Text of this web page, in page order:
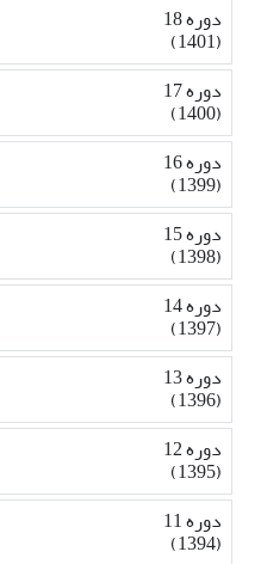
دوره 18
(1401)
دوره 17
(1400)
دوره 16
(1399)
دوره 15
(1398)
دوره 14
(1397)
دوره 13
(1396)
دوره 12
(1395)
دوره 11
(1394)